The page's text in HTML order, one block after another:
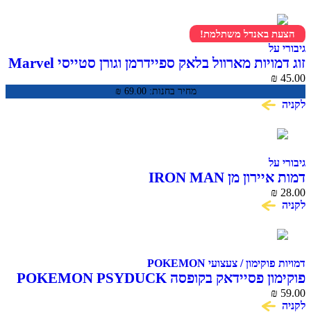
הצעת באנדל משתלמת!
גיבורי על
זוג דמויות מארוול בלאק ספיידרמן וגורן סטייסי Marvel
Spidey and His Amazing Friends
מחיר בחנות: ₪ 69.00
₪ 45.00
לקניה
גיבורי על
דמות איירון מן IRON MAN
₪ 28.00
לקניה
דמויות פוקימון / צעצועי POKEMON
פוקימון פסיידאק בקופסה POKEMON PSYDUCK
₪ 59.00
לקניה